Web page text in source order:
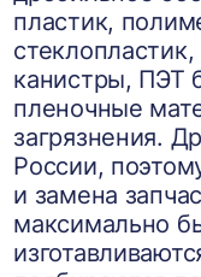
пластик,
канистры, ПЭТ
пленочные
загрязнения.
России,
и замена
максимально